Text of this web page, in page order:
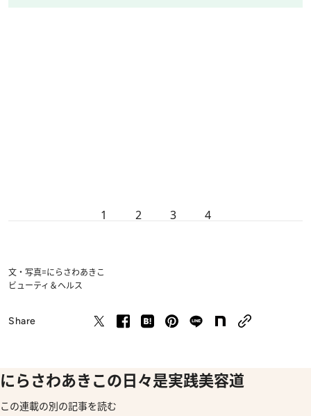
1 2 3 4
文・写真=にらさわあきこ
ビューティ＆ヘルス
Share
にらさわあきこの日々是実践美容道
この連載の別の記事を読む